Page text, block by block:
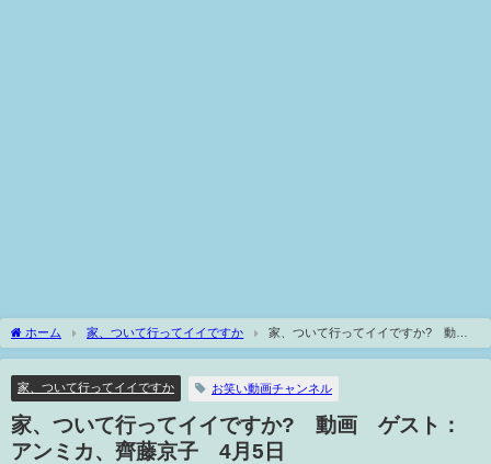
ホーム 家、ついて行ってイイですか
家、ついて行ってイイですか? 動
画 ゲスト：アンミカ、齊藤京子 4月5日
家、ついて行ってイイですか お笑い動画チャンネル
家、ついて行ってイイですか? 動画 ゲスト：
アンミカ、齊藤京子 4月5日